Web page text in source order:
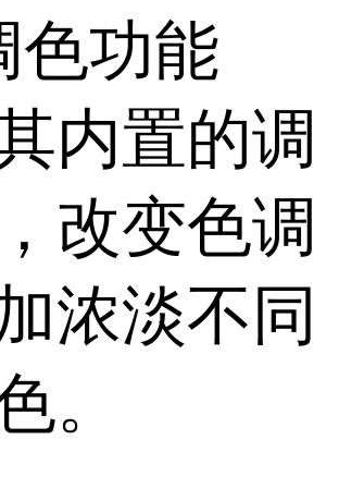
色功能
内置的调
改变色调
浓淡不同
。